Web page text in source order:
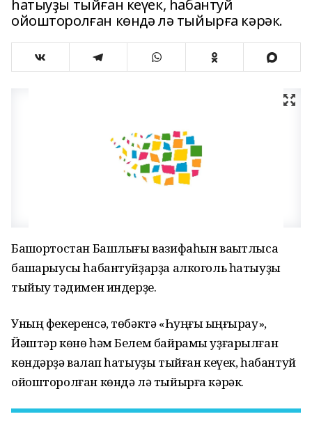
һатыуҙы тыйған кеүек, һабантуй
ойошторолған көндә лә тыйырға кәрәк.
Башҡортостан Башлығы вазифаһын ваҡытлыса
башҡарыусы һабантуйҙарҙа алкоголь һатыуҙы
тыйыу тәҡдимен индерҙе.
Уның фекеренсә, төбәктә «Һуңғы ҡыңғырау»,
Йәштәр көнө һәм Белем байрамы уҙғарылған
көндәрҙә ваҡлап һатыуҙы тыйған кеүек, һабантуй
ойошторолған көндә лә тыйырға кәрәк.